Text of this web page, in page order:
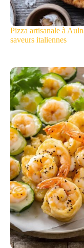
Pizza artisanale à
saveurs italiennes